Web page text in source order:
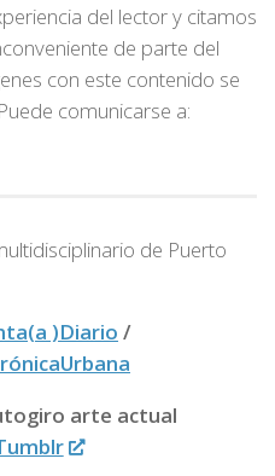
del lector y citamos
de parte del
con este contenido se
comunicarse a:
de Puerto
)Diario /
arte actual